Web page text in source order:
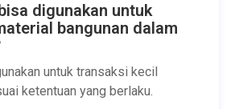
digunakan untuk
bangunan dalam
untuk transaksi kecil
ketentuan yang berlaku.